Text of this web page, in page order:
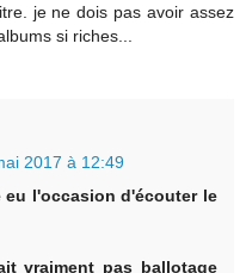
je ne dois pas avoir assez
si riches...
2017 à 12:49
eu l'occasion d'écouter le
vraiment pas ballotage